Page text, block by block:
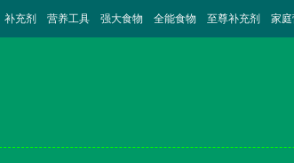
补充剂 营养工具 强大食物 全能食物 至尊补充剂 家